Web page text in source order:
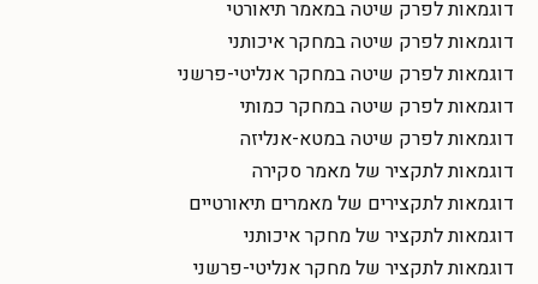
דוגמאות לפרק שיטה במאמר תיאורטי
דוגמאות לפרק שיטה במחקר איכותני
דוגמאות לפרק שיטה במחקר אנליטי-פרשני
דוגמאות לפרק שיטה במחקר כמותי
דוגמאות לפרק שיטה במטא-אנליזה
דוגמאות לתקציר של מאמר סקירה
דוגמאות לתקצירים של מאמרים תיאורטיים
דוגמאות לתקציר של מחקר איכותני
דוגמאות לתקציר של מחקר אנליטי-פרשני